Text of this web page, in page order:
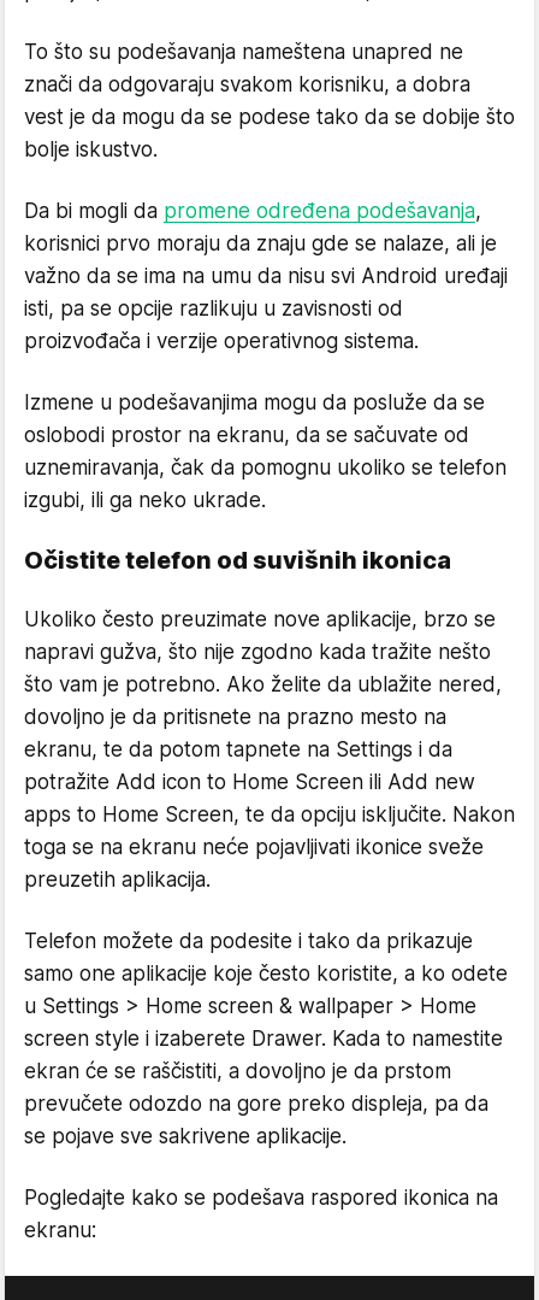
To što su podešavanja nameštena unapred ne
znači da odgovaraju svakom korisniku, a dobra
vest je da mogu da se podese tako da se dobije što
bolje iskustvo.
Da bi mogli da promene određena podešavanja,
korisnici prvo moraju da znaju gde se nalaze, ali je
važno da se ima na umu da nisu svi Android uređaji
isti, pa se opcije razlikuju u zavisnosti od
proizvođača i verzije operativnog sistema.
Izmene u podešavanjima mogu da posluže da se
oslobodi prostor na ekranu, da se sačuvate od
uznemiravanja, čak da pomognu ukoliko se telefon
izgubi, ili ga neko ukrade.
Očistite telefon od suvišnih ikonica
Ukoliko često preuzimate nove aplikacije, brzo se
napravi gužva, što nije zgodno kada tražite nešto
što vam je potrebno. Ako želite da ublažite nered,
dovoljno je da pritisnete na prazno mesto na
ekranu, te da potom tapnete na Settings i da
potražite Add icon to Home Screen ili Add new
apps to Home Screen, te da opciju isključite. Nakon
toga se na ekranu neće pojavljivati ikonice sveže
preuzetih aplikacija.
Telefon možete da podesite i tako da prikazuje
samo one aplikacije koje često koristite, a ko odete
u Settings > Home screen & wallpaper > Home
screen style i izaberete Drawer. Kada to namestite
ekran će se raščistiti, a dovoljno je da prstom
prevučete odozdo na gore preko displeja, pa da
se pojave sve sakrivene aplikacije.
Pogledajte kako se podešava raspored ikonica na
ekranu: